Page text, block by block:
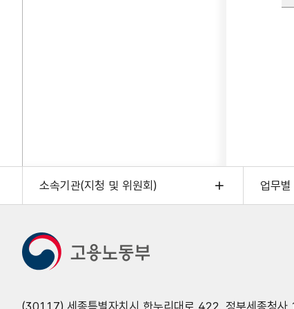
소속기관(지청 및 위원회) 업무
(30117) 세종특별자치시 한누리대로 422. 정부세종청사